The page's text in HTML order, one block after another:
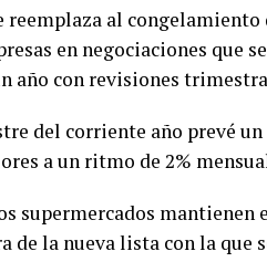
reemplaza al
en negociaciones que
año con revisiones
del corriente año prevé
a un ritmo de 2%
supermercados mantienen
de la nueva lista con la